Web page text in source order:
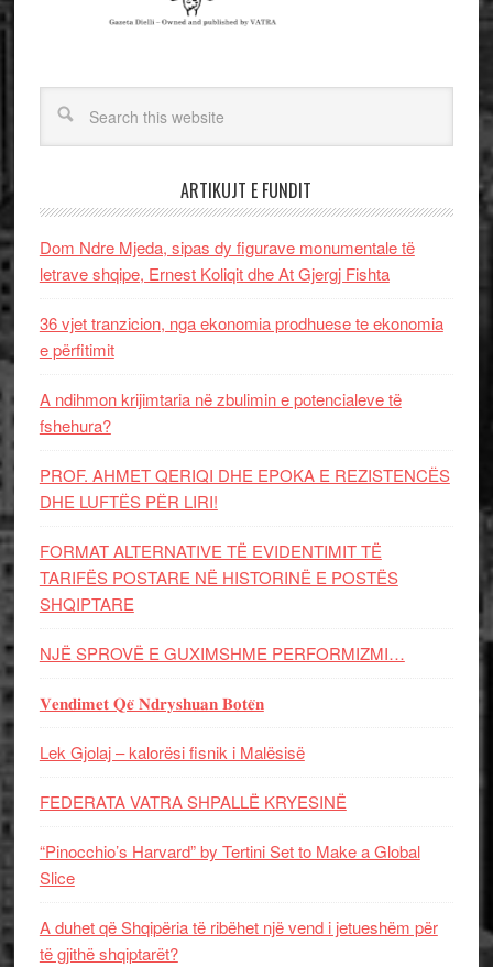
ARTIKUJT E FUNDIT
Dom Ndre Mjeda, sipas dy figurave monumentale të
letrave shqipe, Ernest Koliqit dhe At Gjergj Fishta
36 vjet tranzicion, nga ekonomia prodhuese te ekonomia
e përfitimit
A ndihmon krijimtaria në zbulimin e potencialeve të
fshehura?
PROF. AHMET QERIQI DHE EPOKA E REZISTENCЁS
DHE LUFTЁS PЁR LIRI!
FORMAT ALTERNATIVE TË EVIDENTIMIT TË
TARIFËS POSTARE NË HISTORINË E POSTËS
SHQIPTARE
NJË SPROVË E GUXIMSHME PERFORMIZMI…
𝐕𝐞𝐧𝐝𝐢𝐦𝐞𝐭 𝐐𝐞̈ 𝐍𝐝𝐫𝐲𝐬𝐡𝐮𝐚𝐧 𝐁𝐨𝐭𝐞̈𝐧
Lek Gjolaj – kalorësi fisnik i Malësisë
FEDERATA VATRA SHPALLË KRYESINË
“Pinocchio’s Harvard” by Tertini Set to Make a Global
Slice
A duhet që Shqipëria të ribëhet një vend i jetueshëm për
të gjithë shqiptarët?